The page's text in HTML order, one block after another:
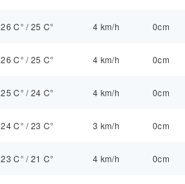
26 C° /25 C° 4 km/h 0cm
26 C° /25 C° 4 km/h 0cm
25 C° /24 C° 4 km/h 0cm
24 C° /23 C° 3 km/h 0cm
23 C° /21 C° 4 km/h 0cm